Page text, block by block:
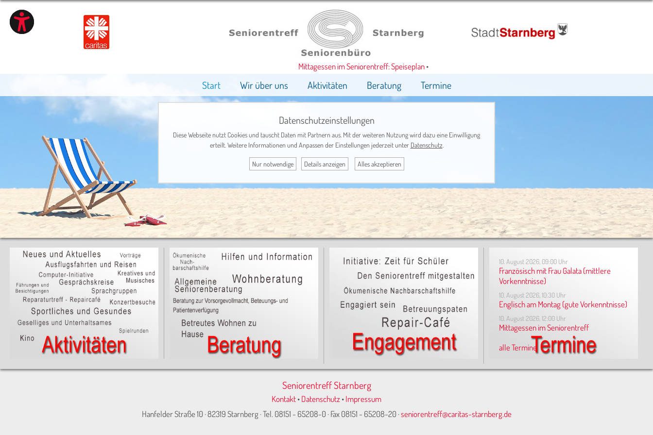
Mittagessen im Seniorentreff: Speiseplan•
Start Wir über uns Aktivitäten Beratung Termine
10. August 2026, 09:00 Uhr
Französisch mit Frau Galata (mittlere
Vorkenntnisse)
10. August 2026, 10:30 Uhr
Englisch am Montag (gute Vorkenntnisse)
10. August 2026, 12:00 Uhr
Mittagessen im Seniorentreff
alle Termine
Seniorentreff Starnberg
Kontakt•Datenschutz•Impressum
Hanfelder Straße 10 · 82319 Starnberg · Tel. 08151 - 65208-0 · Fax 08151 - 65208-20 ·seniorentreff@caritas-starnberg.de
Datenschutzeinstellungen
Diese Webseite nutzt Cookies und tauscht Daten mit Partnern aus. Mit der weiteren Nutzung wird dazu eine Einwilligung
erteilt. Weitere Informationen und Anpassen der Einstellungen jederzeit unter Datenschutz
Nur notwendige Details anzeigen Alles akzeptieren